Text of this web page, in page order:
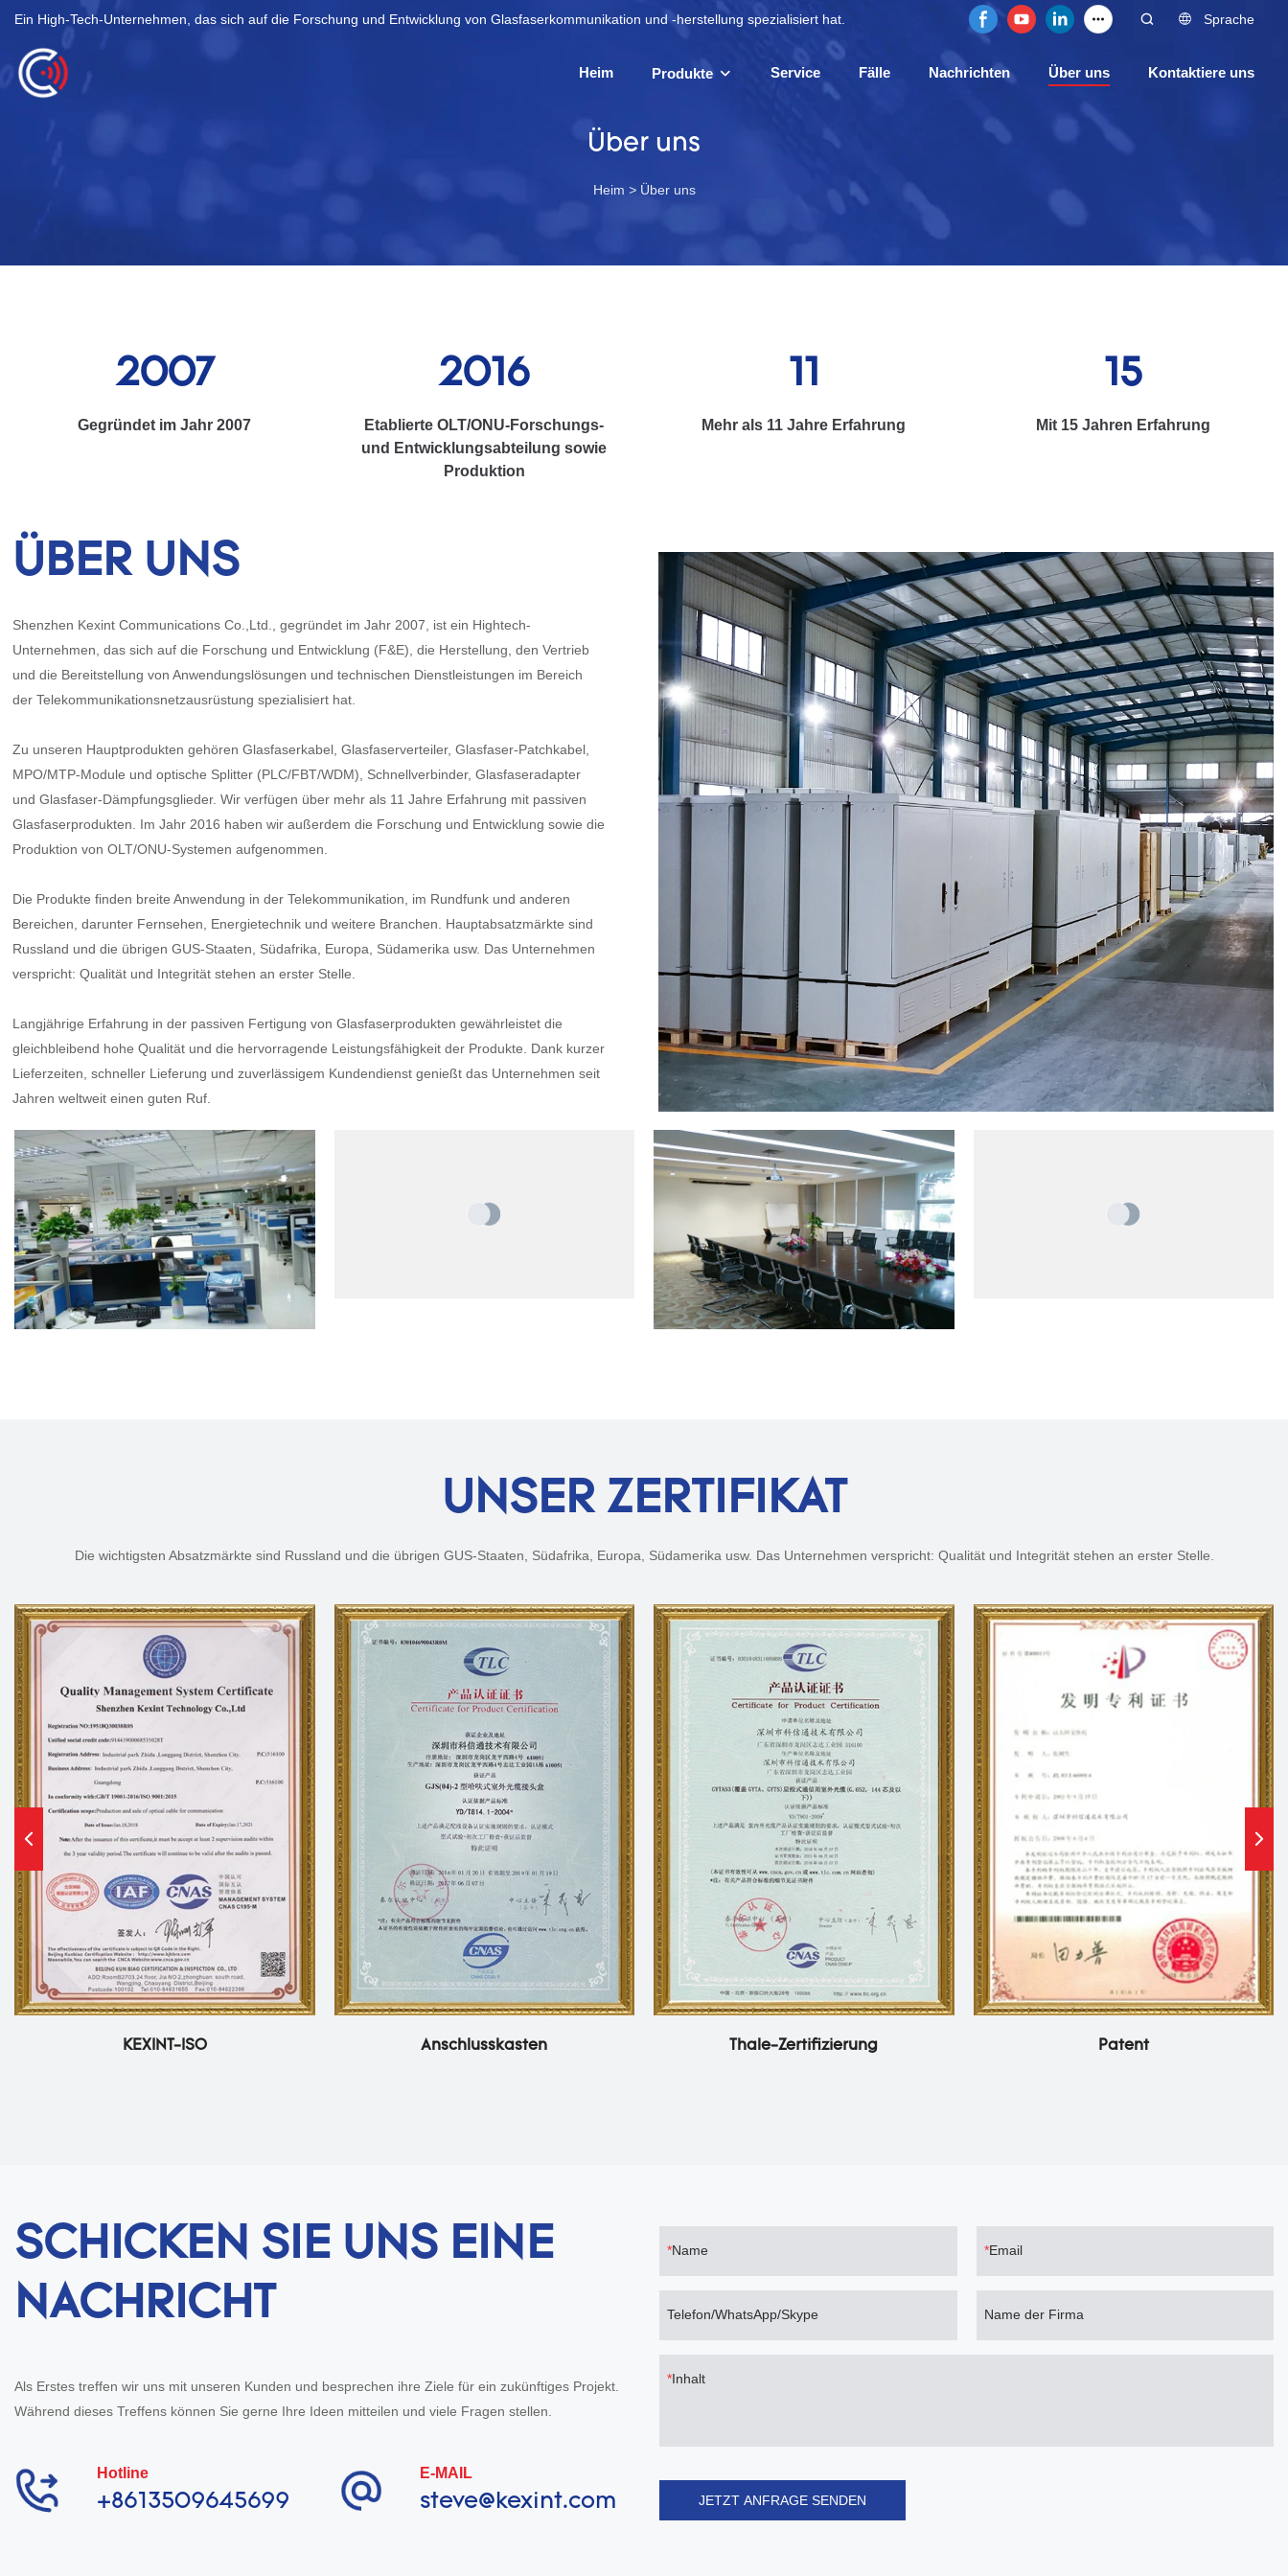
Ein High-Tech-Unternehmen, das sich auf die Forschung und Entwicklung von Glasfaserkommunikation und -herstellung spezialisiert hat. Sprache
Heim Produkte Service Fälle Nachrichten Über uns Kontaktiere uns
Über uns
Heim > Über uns
2007
Gegründet im Jahr 2007
2016
Etablierte OLT/ONU-Forschungs-
und Entwicklungsabteilung sowie
Produktion
11
Mehr als 11 Jahre Erfahrung
15
Mit 15 Jahren Erfahrung
ÜBER UNS
Shenzhen Kexint Communications Co.,Ltd., gegründet im Jahr 2007, ist ein Hightech-
Unternehmen, das sich auf die Forschung und Entwicklung (F&E), die Herstellung, den Vertrieb
und die Bereitstellung von Anwendungslösungen und technischen Dienstleistungen im Bereich
der Telekommunikationsnetzausrüstung spezialisiert hat.
Zu unseren Hauptprodukten gehören Glasfaserkabel, Glasfaserverteiler, Glasfaser-Patchkabel,
MPO/MTP-Module und optische Splitter (PLC/FBT/WDM), Schnellverbinder, Glasfaseradapter
und Glasfaser-Dämpfungsglieder. Wir verfügen über mehr als 11 Jahre Erfahrung mit passiven
Glasfaserprodukten. Im Jahr 2016 haben wir außerdem die Forschung und Entwicklung sowie die
Produktion von OLT/ONU-Systemen aufgenommen.
Die Produkte finden breite Anwendung in der Telekommunikation, im Rundfunk und anderen
Bereichen, darunter Fernsehen, Energietechnik und weitere Branchen. Hauptabsatzmärkte sind
Russland und die übrigen GUS-Staaten, Südafrika, Europa, Südamerika usw. Das Unternehmen
verspricht: Qualität und Integrität stehen an erster Stelle.
Langjährige Erfahrung in der passiven Fertigung von Glasfaserprodukten gewährleistet die
gleichbleibend hohe Qualität und die hervorragende Leistungsfähigkeit der Produkte. Dank kurzer
Lieferzeiten, schneller Lieferung und zuverlässigem Kundendienst genießt das Unternehmen seit
Jahren weltweit einen guten Ruf.
UNSER ZERTIFIKAT
Die wichtigsten Absatzmärkte sind Russland und die übrigen GUS-Staaten, Südafrika, Europa, Südamerika usw. Das Unternehmen verspricht: Qualität und Integrität stehen an erster Stelle.
KEXINT-ISO Anschlusskasten Thale-Zertifizierung Patent
SCHICKEN SIE UNS EINE
NACHRICHT
Als Erstes treffen wir uns mit unseren Kunden und besprechen ihre Ziele für ein zukünftiges Projekt.
Während dieses Treffens können Sie gerne Ihre Ideen mitteilen und viele Fragen stellen.
Hotline
+8613509645699
E-MAIL
steve@kexint.com
Name Email
Telefon/WhatsApp/Skype Name der Firma
Inhalt
JETZT ANFRAGE SENDEN